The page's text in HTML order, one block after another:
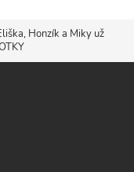
Honzík a Miky už